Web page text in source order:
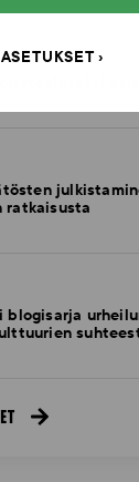
ASETUKSET
ratkaisusta
blogisarja